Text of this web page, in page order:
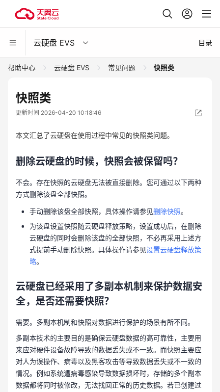
云硬盘 EVS 目录
帮助中心 云硬盘 EVS 常见问题 快照类
快照类
更新时间 2026-04-20 10:18:46
本文汇总了云硬盘在使用过程中常见的快照类问题。
删除云硬盘的时候，快照会被保留吗？
不会。存在快照的云硬盘无法被直接删除。您可通过以下两种
方式删除该盘全部快照。
手动删除该盘全部快照，具体操作请参见删除快照。
为该盘设置快照随云硬盘释放策略，设置成功后，在删除
云硬盘的同时会删除该盘的全部快照，不必再采用上述方
式提前手动删除快照。具体操作请参见设置云硬盘释放策
略。
云硬盘已经采用了多副本机制来保护数据安
全，是否还需要快照？
需要。多副本机制和快照对数据进行保护的场景有所不同。
多副本技术的主要目的是确保云硬盘数据的高可靠性，主要用
来应对硬件设备故障导致的数据丢失或不一致。而快照主要应
对人为误操作、病毒以及黑客攻击等导致数据丢失或不一致的
情况。例如系统遭病毒感染导致数据损坏时，存储的多个副本
数据都将同时被修改，无法找回正常的历史数据。若已创建过